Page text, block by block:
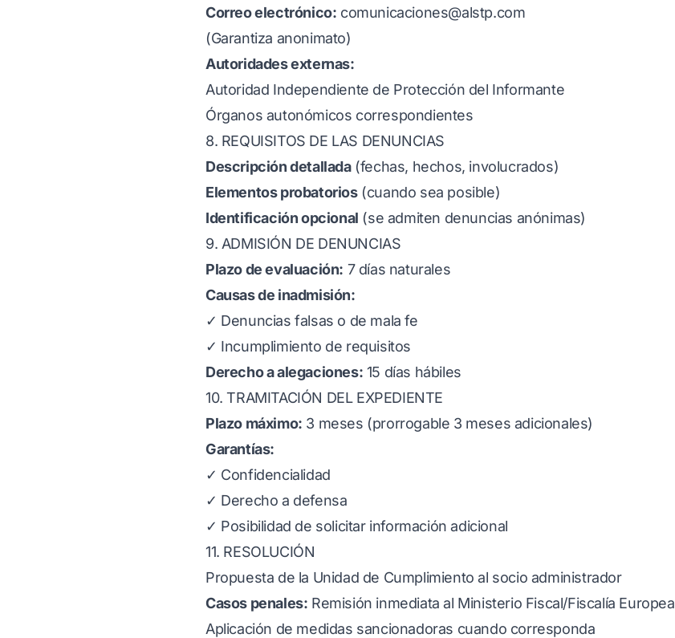
Correo electrónico: comunicaciones@alstp.com
(Garantiza anonimato)
Autoridades externas:
Autoridad Independiente de Protección del Informante
Órganos autonómicos correspondientes
8. REQUISITOS DE LAS DENUNCIAS
Descripción detallada(fechas, hechos, involucrados)
Elementos probatorios(cuando sea posible)
Identificación opcional (se admiten denuncias anónimas)
9. ADMISIÓN DE DENUNCIAS
Plazo de evaluación: 7 días naturales
Causas de inadmisión:
✓ Denuncias falsas o de mala fe
✓ Incumplimiento de requisitos
Derecho a alegaciones: 15 días hábiles
10. TRAMITACIÓN DEL EXPEDIENTE
Plazo máximo: 3 meses (prorrogable 3 meses adicionales)
Garantías:
✓ Confidencialidad
✓ Derecho a defensa
✓ Posibilidad de solicitar información adicional
11. RESOLUCIÓN
Propuesta de la Unidad de Cumplimiento al socio administrador
Casos penales: Remisión inmediata al Ministerio Fiscal/Fiscalía Europea
Aplicación de medidas sancionadoras cuando corresponda